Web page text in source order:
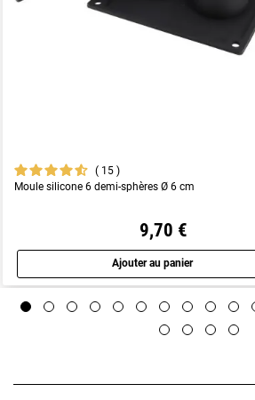
15
Moule silicone 6 demi-sphères Ø 6 cm
9,70 €
Ajouter au panier
Aperçu rapide